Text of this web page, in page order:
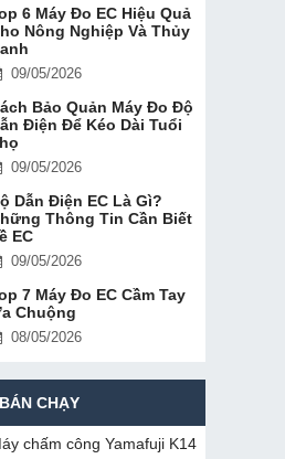
6 Máy Đo EC Hiệu Quả
Nông Nghiệp Và Thủy
09/05/2026
Bảo Quản Máy Đo Độ
Điện Để Kéo Dài Tuổi
09/05/2026
Dẫn Điện EC Là Gì?
Thông Tin Cần Biết
EC
09/05/2026
7 Máy Đo EC Cầm Tay
Chuộng
08/05/2026
CHẠY
chấm cô​ng Yamafuji K14